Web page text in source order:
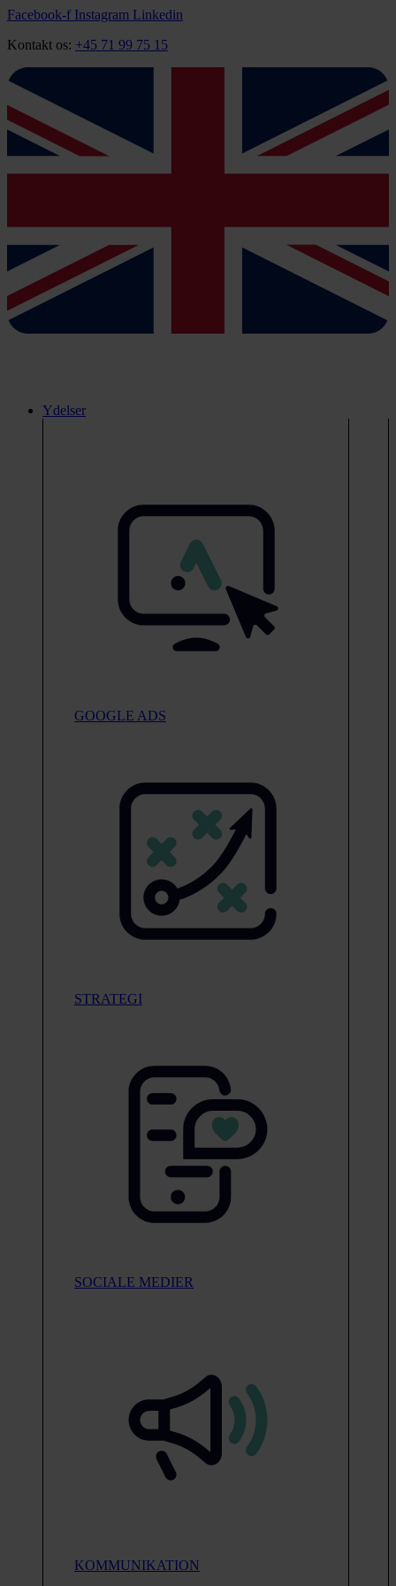
Videre
indhold
Facebook-f Instagram Linkedin
Kontakt os: +45 71 99 75 15
Ydelser
GOOGLE ADS
STRATEGI
SOCIALE MEDIER
KOMMUNIKATION